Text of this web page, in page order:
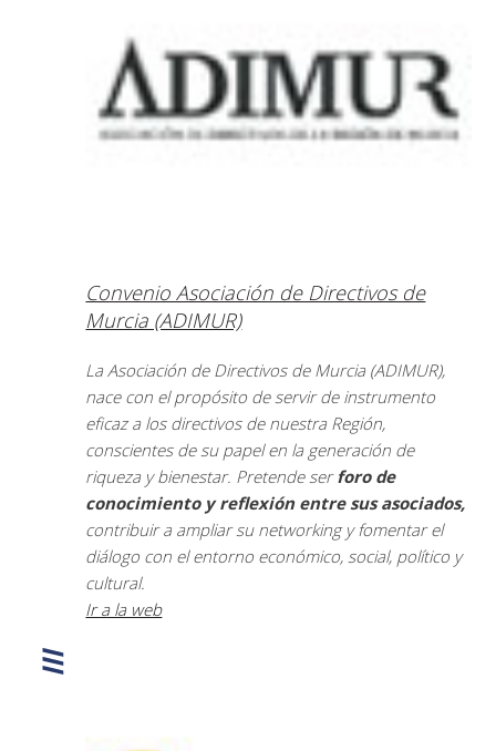
Convenio Asociación de Directivos de
Murcia (ADIMUR)
La Asociación de Directivos de Murcia (ADIMUR),
nace con el propósito de servir de instrumento
eficaz a los directivos de nuestra Región,
conscientes de su papel en la generación de
riqueza y bienestar. Pretende serforo de
conocimiento y reflexión entre sus asociados,
contribuir a ampliar su networking y fomentar el
diálogo con el entorno económico, social, político y
cultural.
Ir a la web